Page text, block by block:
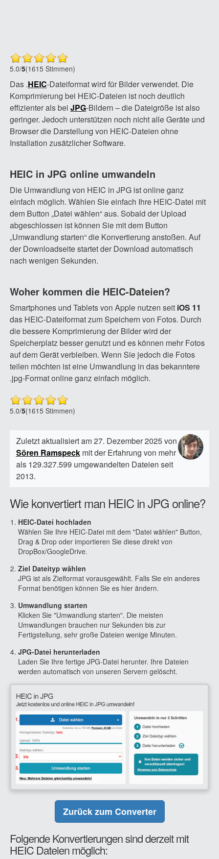
5.0/5(1615 Stimmen)
Das .HEIC-Dateiformat wird für Bilder verwendet. Die
Komprimierung bei HEIC-Dateien ist noch deutlich
effizienter als bei JPG-Bildern – die Dateigröße ist also
geringer. Jedoch unterstützen noch nicht alle Geräte und
Browser die Darstellung von HEIC-Dateien ohne
Installation zusätzlicher Software.
HEIC in JPG online umwandeln
Die Umwandlung von HEIC in JPG ist online ganz
einfach möglich. Wählen Sie einfach Ihre HEIC-Datei mit
dem Button „Datei wählen“ aus. Sobald der Upload
abgeschlossen ist können Sie mit dem Button
„Umwandlung starten“ die Konvertierung anstoßen. Auf
der Downloadseite startet der Download automatisch
nach wenigen Sekunden.
Woher kommen die HEIC-Dateien?
Smartphones und Tablets von Apple nutzen seitiOS 11
das HEIC-Dateiformat zum Speichern von Fotos. Durch
die bessere Komprimierung der Bilder wird der
Speicherplatz besser genutzt und es können mehr Fotos
auf dem Gerät verbleiben. Wenn Sie jedoch die Fotos
teilen möchten ist eine Umwandlung in das bekanntere
.jpg-Format online ganz einfach möglich.
5.0/5(1615 Stimmen)
Zuletzt aktualisiert am 27. Dezember 2025 von
Sören Ramspeckmit der Erfahrung von mehr
als 129.327.599 umgewandelten Dateien seit
2013.
Wie konvertiert man HEIC in JPG online?
HEIC-Datei hochladen
Wählen Sie Ihre HEIC-Datei mit dem "Datei wählen" Button,
Drag & Drop oder importieren Sie diese direkt von
DropBox/GoogleDrive.
Ziel Dateityp wählen
JPG ist als Zielformat vorausgewählt. Falls Sie ein anderes
Format benötigen können Sie es hier ändern.
Umwandlung starten
Klicken Sie "Umwandlung starten". Die meisten
Umwandlungen brauchen nur Sekunden bis zur
Fertigstellung, sehr große Dateien wenige Minuten.
JPG-Datei herunterladen
Laden Sie Ihre fertige JPG-Datei herunter. Ihre Dateien
werden automatisch von unseren Servern gelöscht.
Zurück zum Converter
Folgende Konvertierungen sind derzeit mit
HEIC Dateien möglich: